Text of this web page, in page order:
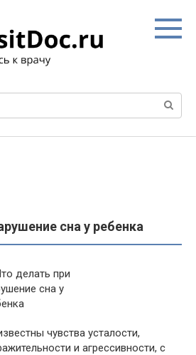
сна у ребенка
чувства усталости,
и агрессивности, с